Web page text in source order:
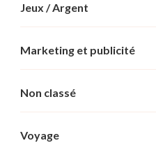
Jeux / Argent
Marketing et publicité
Non classé
Voyage